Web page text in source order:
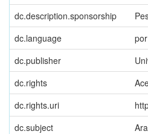
dc.description.sponsorship
dc.language
por
dc.publisher
dc.rights
dc.rights.uri
dc.subject